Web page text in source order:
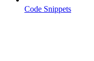
Code Snippets